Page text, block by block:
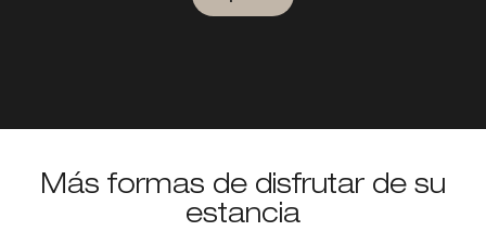
Explorar
Más formas de disfrutar de su
estancia